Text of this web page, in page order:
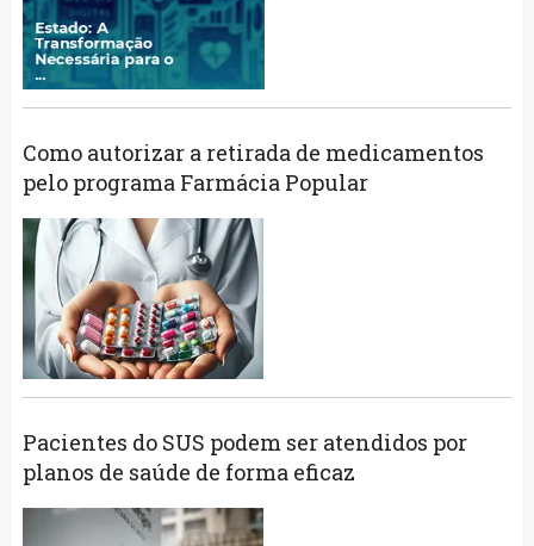
Como autorizar a retirada de medicamentos
pelo programa Farmácia Popular
Pacientes do SUS podem ser atendidos por
planos de saúde de forma eficaz